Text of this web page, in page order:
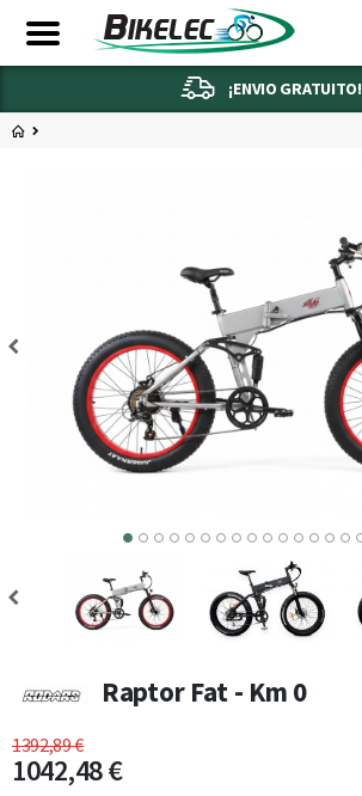
¡ENVIO GRATUITO!
17 18
Raptor Fat - Km 0
1392,89 €
1042,48 €